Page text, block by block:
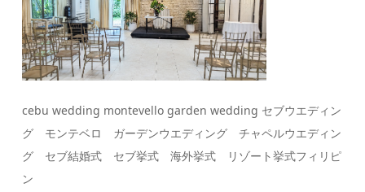
cebu wedding montevello garden wedding セブウエディン
グ モンテベロ ガーデンウエディング チャペルウエディン
グ セブ結婚式 セブ挙式 海外挙式 リゾート挙式フィリピ
ン